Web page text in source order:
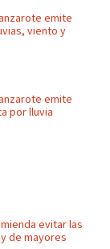
emite
viento y
emite
por lluvia
evitar las
de mayores